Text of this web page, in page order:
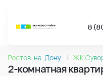
8
Квартира № 089 в ЖК
2-комнатная квартира
Ростов-на-Дону ЖК
2-комнатная